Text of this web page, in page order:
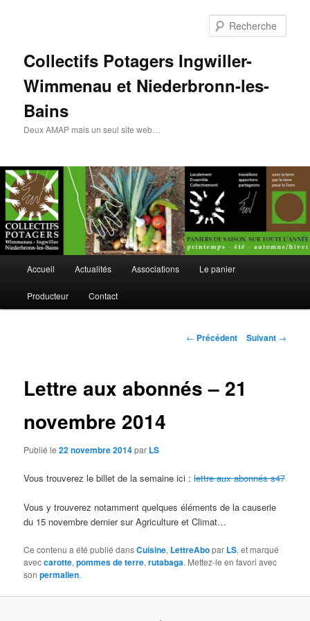
Collectifs Potagers Ingwiller-
Wimmenau et Niederbronn-les-
Bains
Deux AMAP mais un seul site web…
Aller
au
Accueil Actualités Associations Le panier
Producteur Contact
Navigation
← Précédent Suivant →
Lettre aux abonnés – 21
novembre 2014
Publié le22 novembre 2014par LS
Vous trouverez le billet de la semaine ici :lettre aux abonnés s47
Vous y trouverez notamment quelques éléments de la causerie
du 15 novembre dernier sur Agriculture et Climat…
Ce contenu a été publié dansCuisine, LettreAbopar LS, et marqué
aveccarotte,pommes de terre,rutabaga. Mettez-le en favori avec
sonpermalien.